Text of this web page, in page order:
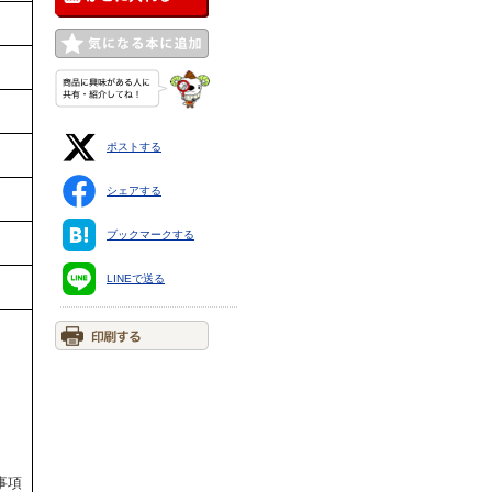
項
ポストする
シェアする
ブックマークする
LINEで送る